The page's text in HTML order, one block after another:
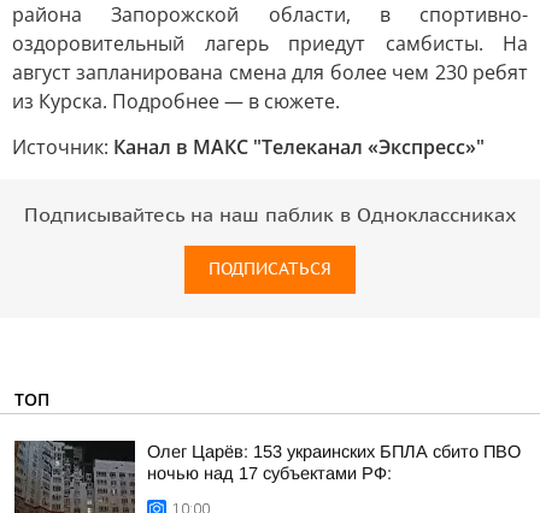
района Запорожской области, в спортивно-
оздоровительный лагерь приедут самбисты. На
август запланирована смена для более чем 230 ребят
из Курска. Подробнее — в сюжете.
Источник: Канал в МАКС "Телеканал «Экспресс»"
Подписывайтесь на наш паблик в Одноклассниках
ПОДПИСАТЬСЯ
ТОП
Олег Царёв: 153 украинских БПЛА сбито ПВО
ночью над 17 субъектами РФ:
10:00